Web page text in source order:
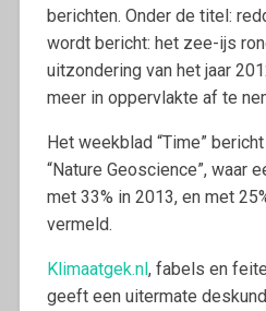
berichten. Onder de titel:
wordt bericht: het zee-ijs
uitzondering van het jaar
meer in oppervlakte af te
Het weekblad “Time”
“Nature Geoscience”, waar
met 33% in 2013, en met
vermeld.
Klimaatgek.nl, fabels en
geeft een uitermate